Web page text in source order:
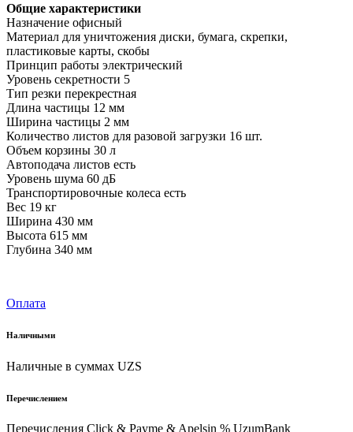
Общие характеристики
Назначение офисный
Материал для уничтожения диски, бумага, скрепки,
пластиковые карты, скобы
Принцип работы электрический
Уровень секретности 5
Тип резки перекрестная
Длина частицы 12 мм
Ширина частицы 2 мм
Количество листов для разовой загрузки 16 шт.
Объем корзины 30 л
Автоподача листов есть
Уровень шума 60 дБ
Транспортировочные колеса есть
Вес 19 кг
Ширина 430 мм
Высота 615 мм
Глубина 340 мм
Оплата
Наличными
Наличные в суммах UZS
Перечислением
Перечисления Click & Payme & Apelsin % UzumBank